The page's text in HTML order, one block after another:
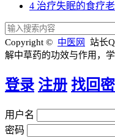
4 治疗失眠的食疗
Copyright © 中医网 站长
解中草药的功效与作用，
登录 注册 找回
用户名
密码